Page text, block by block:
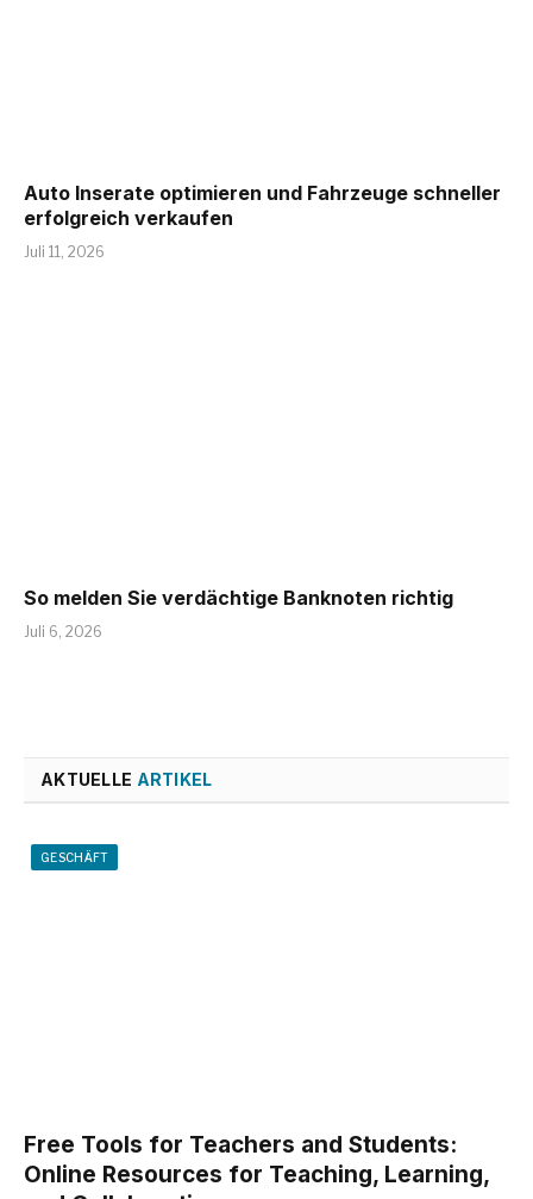
Auto Inserate optimieren und Fahrzeuge schneller
erfolgreich verkaufen
Juli 11, 2026
So melden Sie verdächtige Banknoten richtig
Juli 6, 2026
AKTUELLE ARTIKEL
GESCHÄFT
Free Tools for Teachers and Students:
Online Resources for Teaching, Learning,